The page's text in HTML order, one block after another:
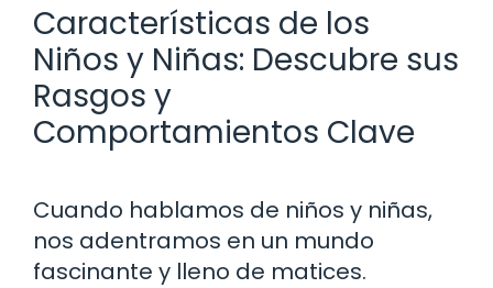
Características de los
Niños y Niñas: Descubre sus
Rasgos y
Comportamientos Clave
Cuando hablamos de niños y niñas,
nos adentramos en un mundo
fascinante y lleno de matices.